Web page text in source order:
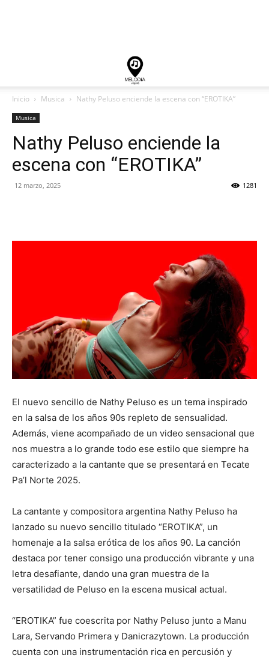
Inicio Musica Nathy Peluso enciende la escena con “EROTIKA”
Musica
Nathy Peluso enciende la
escena con “EROTIKA”
12 marzo, 2025 1281
El nuevo sencillo de Nathy Peluso es un tema inspirado
en la salsa de los años 90s repleto de sensualidad.
Además, viene acompañado de un video sensacional que
nos muestra a lo grande todo ese estilo que siempre ha
caracterizado a la cantante que se presentará en Tecate
Pa’l Norte 2025.
La cantante y compositora argentina Nathy Peluso ha
lanzado su nuevo sencillo titulado “EROTIKA”, un
homenaje a la salsa erótica de los años 90. La canción
destaca por tener consigo una producción vibrante y una
letra desafiante, dando una gran muestra de la
versatilidad de Peluso en la escena musical actual.
“EROTIKA” fue coescrita por Nathy Peluso junto a Manu
Lara, Servando Primera y Danicrazytown. La producción
cuenta con una instrumentación rica en percusión y